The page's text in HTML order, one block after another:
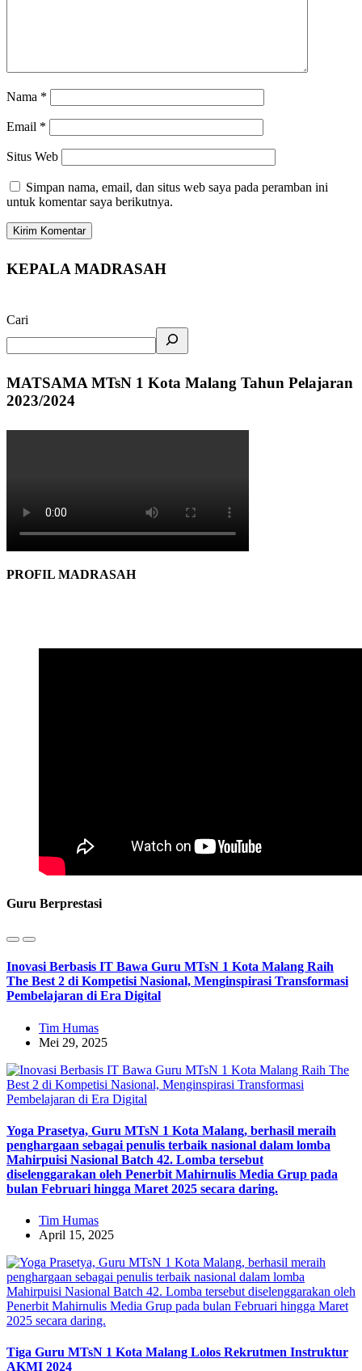
Nama *
Email *
Situs Web
Simpan nama, email, dan situs web saya pada peramban ini
untuk komentar saya berikutnya.
KEPALA MADRASAH
Cari
MATSAMA MTsN 1 Kota Malang Tahun Pelajaran
2023/2024
PROFIL MADRASAH
Guru Berprestasi
Inovasi Berbasis IT Bawa Guru MTsN 1 Kota Malang Raih
The Best 2 di Kompetisi Nasional, Menginspirasi Transformasi
Pembelajaran di Era Digital
Tim Humas
Mei 29, 2025
Yoga Prasetya, Guru MTsN 1 Kota Malang, berhasil meraih
penghargaan sebagai penulis terbaik nasional dalam lomba
Mahirpuisi Nasional Batch 42. Lomba tersebut
diselenggarakan oleh Penerbit Mahirnulis Media Grup pada
bulan Februari hingga Maret 2025 secara daring.
Tim Humas
April 15, 2025
Tiga Guru MTsN 1 Kota Malang Lolos Rekrutmen Instruktur
AKMI 2024